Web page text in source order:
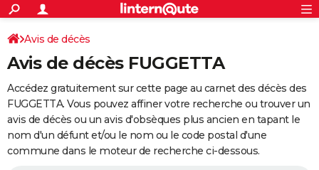
ACTUALITÉS
Politique
Société
Faits Divers
Education
Monde
Villes
+
SPORT
Coupe du monde 2026
Football
Tennis
Cyclisme
Rugby
Forum
Programme TV
TNT
Streaming
Cinéma
Sorties cinéma
Musique
+
FINANCE
Retraite
Epargne
Immobilier
Risques naturels par ville
Banque
Assurance
AUTO
Essais
Réserver un essai
Citadines
Berlines
SUV
Forum auto
+
Avis de décès
Avis de décès FUGGETTA
Accédez gratuitement sur cette page au carnet des décès des
FUGGETTA. Vous pouvez affiner votre recherche ou trouver un
avis de décès ou un avis d'obsèques plus ancien en tapant le
nom d'un défunt et/ou le nom ou le code postal d'une
commune dans le moteur de recherche ci-dessous.